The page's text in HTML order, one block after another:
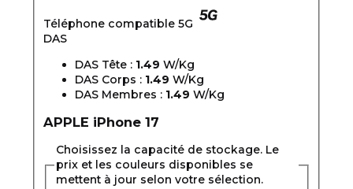
Téléphone compatible 5G
DAS
DAS Tête : 1.49 W/Kg
DAS Corps : 1.49 W/Kg
DAS Membres : 1.49 W/Kg
APPLE iPhone 17
Choisissez la capacité de stockage. Le
prix et les couleurs disponibles se
mettent à jour selon votre sélection.